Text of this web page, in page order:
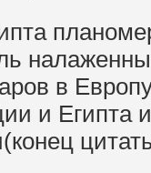
в
и Египта